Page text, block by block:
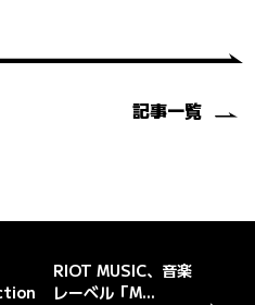
記事一覧
RIOT MUSIC、音楽
レーベル「M...